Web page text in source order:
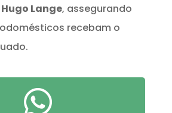
Lange, assegurando
recebam o
